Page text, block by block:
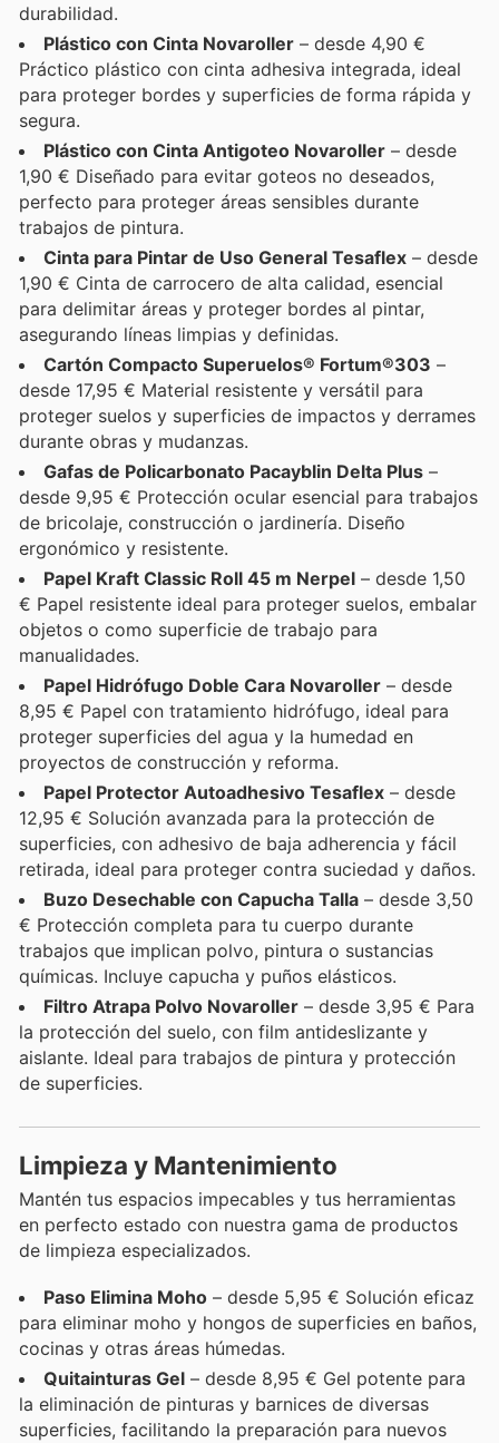
durabilidad.
Plástico con Cinta Novaroller – desde 4,90 €
Práctico plástico con cinta adhesiva integrada, ideal
para proteger bordes y superficies de forma rápida y
segura.
Plástico con Cinta Antigoteo Novaroller – desde
1,90 € Diseñado para evitar goteos no deseados,
perfecto para proteger áreas sensibles durante
trabajos de pintura.
Cinta para Pintar de Uso General Tesaflex – desde
1,90 € Cinta de carrocero de alta calidad, esencial
para delimitar áreas y proteger bordes al pintar,
asegurando líneas limpias y definidas.
Cartón Compacto Superuelos® Fortum®303 –
desde 17,95 € Material resistente y versátil para
proteger suelos y superficies de impactos y derrames
durante obras y mudanzas.
Gafas de Policarbonato Pacayblin Delta Plus –
desde 9,95 € Protección ocular esencial para trabajos
de bricolaje, construcción o jardinería. Diseño
ergonómico y resistente.
Papel Kraft Classic Roll 45 m Nerpel – desde 1,50
€ Papel resistente ideal para proteger suelos, embalar
objetos o como superficie de trabajo para
manualidades.
Papel Hidrófugo Doble Cara Novaroller – desde
8,95 € Papel con tratamiento hidrófugo, ideal para
proteger superficies del agua y la humedad en
proyectos de construcción y reforma.
Papel Protector Autoadhesivo Tesaflex – desde
12,95 € Solución avanzada para la protección de
superficies, con adhesivo de baja adherencia y fácil
retirada, ideal para proteger contra suciedad y daños.
Buzo Desechable con Capucha Talla – desde 3,50
€ Protección completa para tu cuerpo durante
trabajos que implican polvo, pintura o sustancias
químicas. Incluye capucha y puños elásticos.
Filtro Atrapa Polvo Novaroller – desde 3,95 € Para
la protección del suelo, con film antideslizante y
aislante. Ideal para trabajos de pintura y protección
de superficies.
Limpieza y Mantenimiento
Mantén tus espacios impecables y tus herramientas
en perfecto estado con nuestra gama de productos
de limpieza especializados.
Paso Elimina Moho – desde 5,95 € Solución eficaz
para eliminar moho y hongos de superficies en baños,
cocinas y otras áreas húmedas.
Quitainturas Gel – desde 8,95 € Gel potente para
la eliminación de pinturas y barnices de diversas
superficies, facilitando la preparación para nuevos